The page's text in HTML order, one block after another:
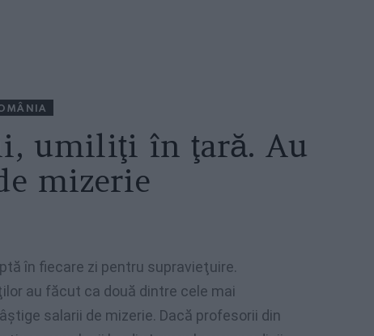
umiliţi în ţară. Au
mizerie
în fiecare zi pentru supravieţuire.
au făcut ca două dintre cele mai
salarii de mizerie. Dacă profesorii din